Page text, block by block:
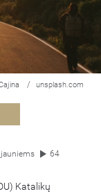
/ unsplash.com
64
Katalikų